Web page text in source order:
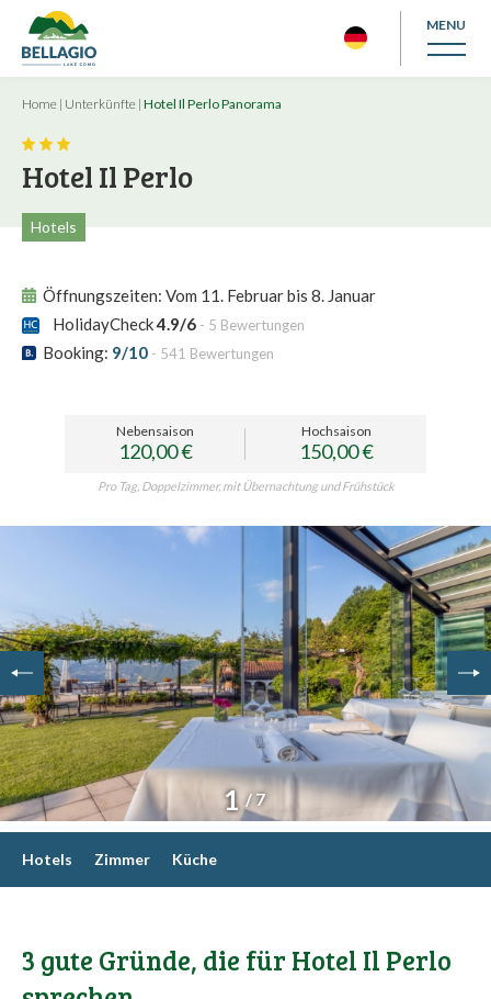
MENU
Home | Unterkünfte | Hotel Il Perlo Panorama
Hotel Il Perlo
Hotels
Öffnungszeiten: Vom 11. Februar bis 8. Januar
HolidayCheck4.9/6 - 5 Bewertungen
Booking: 9/10 - 541 Bewertungen
Nebensaison
120,00 €
Hochsaison
150,00 €
Pro Tag, Doppelzimmer, mit Übernachtung und Frühstück
1 / 7
Hotels Zimmer Küche
3 gute Gründe, die für Hotel Il Perlo